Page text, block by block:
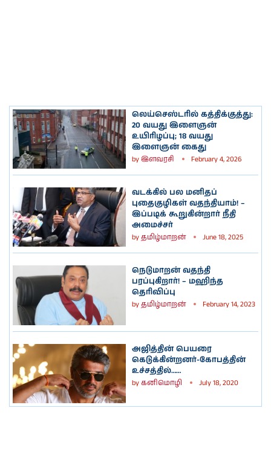
லெய்செஸ்டரில் கத்திக்குத்து:
20 வயது இளைஞன்
உயிரிழப்பு; 18 வயது
இளைஞன் கைது
byஇளவரசி February 4, 2026
வடக்கில் பல மனிதப்
புதைகுழிகள் வதந்தியாம்! –
இப்படிக் கூறுகின்றார் நீதி
அமைச்சர்
byதமிழ்மாறன் June 18, 2025
நெடுமாறன் வதந்தி
பரப்புகிறார்! – மஹிந்த
தெரிவிப்பு
byதமிழ்மாறன் February 14, 2023
அஜித்தின் பெயரை
கெடுக்கின்றனர்-கோபத்தின்
உச்சத்தில்……
byகனிமொழி July 18, 2020